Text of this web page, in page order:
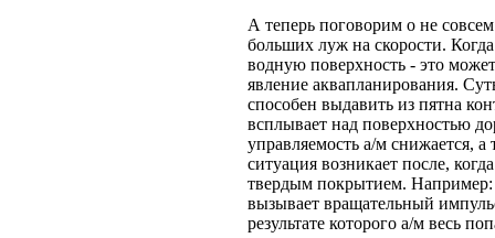
А теперь поговорим о не
больших луж на скорости.
водную поверхность - это
явление аквапланирования.
способен выдавить из пятна
всплывает над поверхностью
управляемость а/м снижается,
ситуация возникает после,
твердым покрытием. Например:
вызывает вращательный
результате которого а/м весь